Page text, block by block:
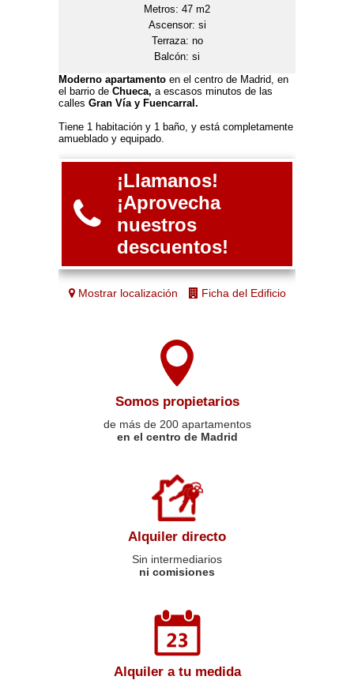
Metros: 47 m2
Ascensor: si
Terraza: no
Balcón: si
Moderno apartamento en el centro de Madrid, en
el barrio de Chueca, a escasos minutos de las
calles Gran Vía y Fuencarral.
Tiene 1 habitación y 1 baño, y está completamente
amueblado y equipado.
¡Llamanos!
¡Aprovecha
nuestros
descuentos!
Mostrar localización Ficha del Edificio
Somos propietarios
de más de 200 apartamentos
en el centro de Madrid
Alquiler directo
Sin intermediarios
ni comisiones
Alquiler a tu medida